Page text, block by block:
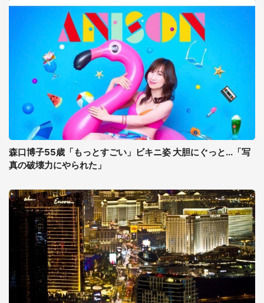
森口博子55歳「もっとすごい」ビキニ姿 大胆にぐっと...「写
真の破壊力にやられた」